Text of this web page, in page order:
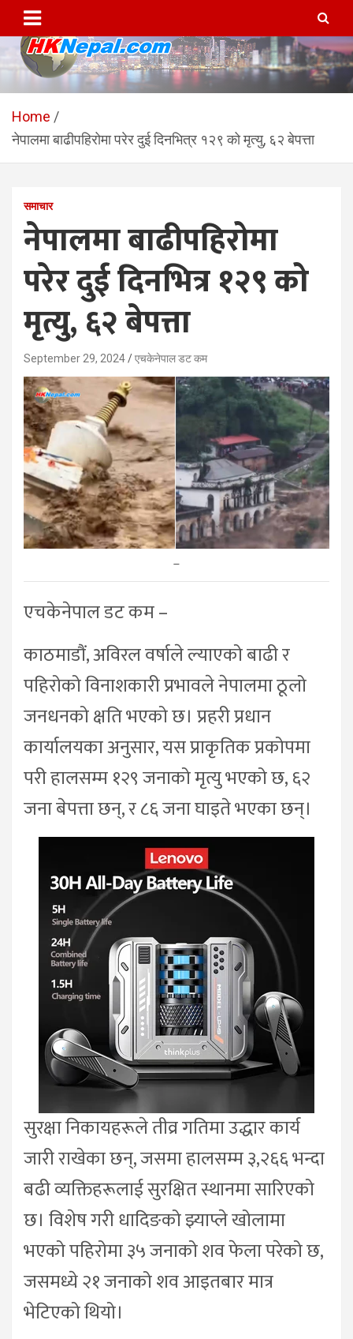
content
HKNepal.com – हङकङबाट
सञ्चालित पहिलो नेपाली अनलाईन
पत्रिका
hknepal, hknepal.com, hk nepal, hk nepal com
Home
नेपालमा बाढीपहिरोमा परेर दुई दिनभित्र १२९ को मृत्यु, ६२ बेपत्ता
समाचार
नेपालमा बाढीपहिरोमा
परेर दुई दिनभित्र १२९ को
मृत्यु, ६२ बेपत्ता
September 29, 2024 एचकेनेपाल डट कम
–
एचकेनेपाल डट कम –
काठमाडौं, अविरल वर्षाले ल्याएको बाढी र
पहिरोको विनाशकारी प्रभावले नेपालमा ठूलो
जनधनको क्षति भएको छ। प्रहरी प्रधान
कार्यालयका अनुसार, यस प्राकृतिक प्रकोपमा
परी हालसम्म १२९ जनाको मृत्यु भएको छ, ६२
जना बेपत्ता छन्, र ८६ जना घाइते भएका छन्।
सुरक्षा निकायहरूले तीव्र गतिमा उद्धार कार्य
जारी राखेका छन्, जसमा हालसम्म ३,२६६ भन्दा
बढी व्यक्तिहरूलाई सुरक्षित स्थानमा सारिएको
छ। विशेष गरी धादिङको झ्याप्ले खोलामा
भएको पहिरोमा ३५ जनाको शव फेला परेको छ,
जसमध्ये २१ जनाको शव आइतबार मात्र
भेटिएको थियो।